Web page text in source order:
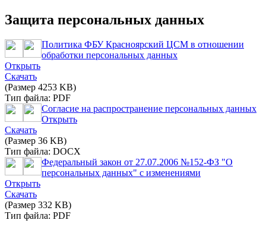
Защита персональных данных
Политика ФБУ Красноярский ЦСМ в отношении
обработки персональных данных
Открыть
Скачать
(Размер 4253 KB)
Тип файла: PDF
Согласие на распространение персональных данных
Открыть
Скачать
(Размер 36 KB)
Тип файла: DOCX
Федеральный закон от 27.07.2006 №152-ФЗ "О
персональных данных" с изменениями
Открыть
Скачать
(Размер 332 KB)
Тип файла: PDF